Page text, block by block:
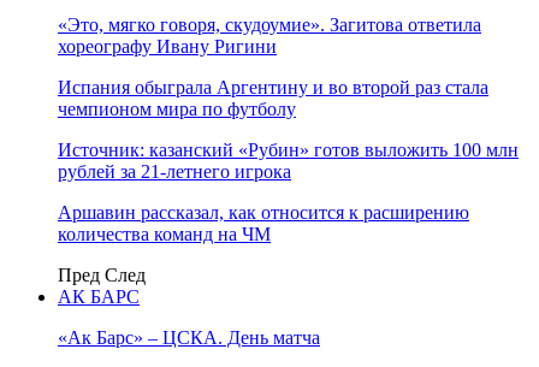
«Это, мягко говоря, скудоумие». Загитова ответила
хореографу Ивану Ригини
Испания обыграла Аргентину и во второй раз стала
чемпионом мира по футболу
Источник: казанский «Рубин» готов выложить 100 млн
рублей за 21-летнего игрока
Аршавин рассказал, как относится к расширению
количества команд на ЧМ
Пред След
АК БАРС
«Ак Барс» – ЦСКА. День матча